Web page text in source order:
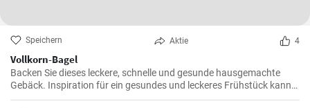
Speichern Aktie 4
Vollkorn-Bagel
Backen Sie dieses leckere, schnelle und gesunde hausgemachte
Gebäck. Inspiration für ein gesundes und leckeres Frühstück kann
man nie genug haben.